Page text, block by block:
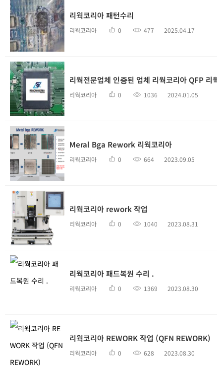
리웍코리아 패턴수리
리웍코리아 0 477 2025.04.17
리웍전문업체 인증된 업체 리웍코리아 QFP 리웍
리웍코리아 0 1036 2024.01.05
Meral Bga Rework 리웍코리아
리웍코리아 0 664 2023.09.05
리웍코리아 rework 작업
리웍코리아 0 1040 2023.08.31
리웍코리아 패드복원 수리 .
리웍코리아 0 1369 2023.08.30
리웍코리아 REWORK 작업 (QFN REWORK)
리웍코리아 0 628 2023.08.30